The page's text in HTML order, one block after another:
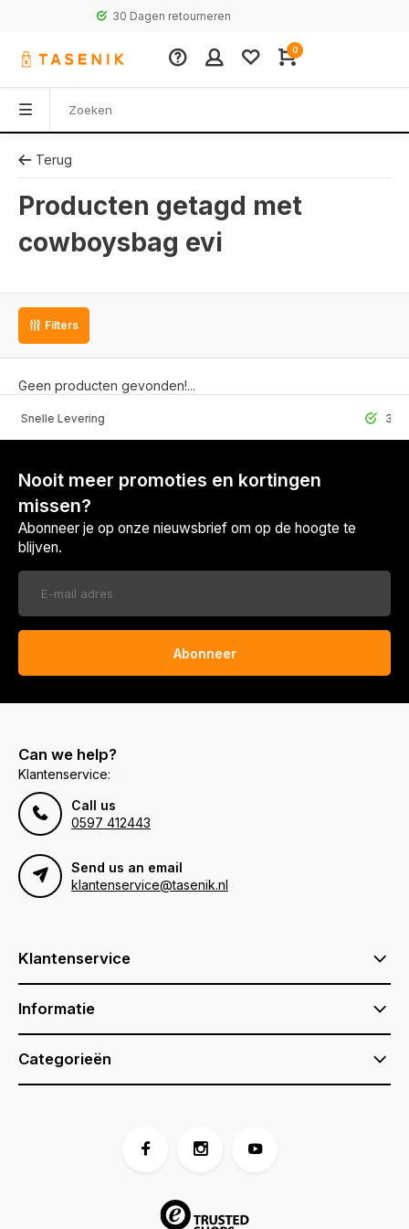
30 Dagen retourneren
0
Terug
Producten getagd met
cowboysbag evi
Filters
Geen producten gevonden!...
Levering 30 Dagen
Nooit meer promoties en kortingen
missen?
Abonneer je op onze nieuwsbrief om op de hoogte te
blijven.
Abonneer
Can we help?
Klantenservice:
Call us
0597 412443
Send us an email
klantenservice@tasenik.nl
Klantenservice
Informatie
Categorieën